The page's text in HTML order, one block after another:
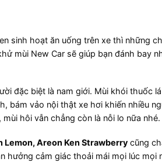
sinh hoạt ăn uống trên xe thì những
mùi New Car sẽ giúp bạn đánh bay
đặc biệt là nam giới. Mùi khói thuốc
bám vảo nội thật xe hơi khiến nhiều
hôi vẫn chẳng còn là nỗi lo nữa nhé.
Lemon, Areon Ken Strawberrycũng
hưởng cảm giác thoải mái mọi lúc mọi